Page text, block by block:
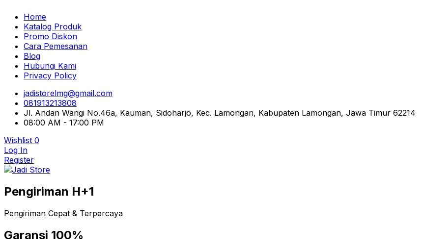
Home
Katalog Produk
Promo Diskon
Cara Pemesanan
Blog
Hubungi Kami
Privacy Policy
jadistorelmg@gmail.com
081913213808
Jl. Andan Wangi No.46a, Kauman, Sidoharjo, Kec. Lamongan, Kabupaten Lamongan, Jawa Timur 62214
08:00 AM - 17:00 PM
Wishlist 0
Log In
Register
Jadi Store
Pusat Aksesoris HP, Komputer & Produk Unik di Lamongan
Pengiriman H+1
Pengiriman Cepat & Terpercaya
Garansi 100%